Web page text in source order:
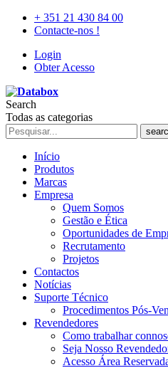
+ 351 21 430 84 00
Contacte-nos !
Login
Obter Acesso
Search
Todas as categorias
Início
Produtos
Marcas
Empresa
Quem Somos
Gestão e Ética
Oportunidades de
Recrutamento
Projetos
Contactos
Notícias
Suporte Técnico
Procedimentos Pós-
Revendedores
Como trabalhar
Seja Nosso
Acesso Área